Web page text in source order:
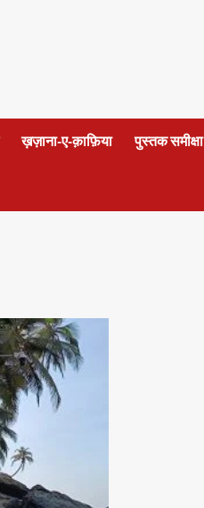
ख़ज़ाना-ए-क़ाफ़िया पुस्तक समीक्षा